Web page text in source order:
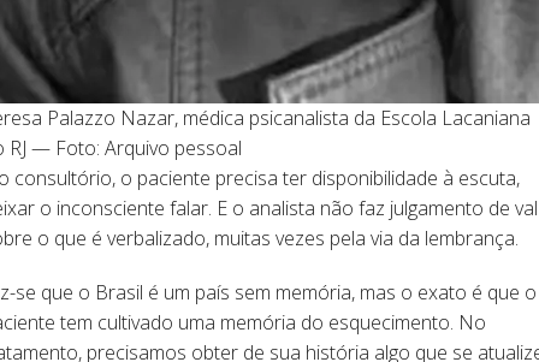
Palazzo Nazar, médica psicanalista da Escola Lacaniana
RJ — Foto: Arquivo pessoal
consultório, o paciente precisa ter disponibilidade à escuta,
o inconsciente falar. E o analista não faz julgamento de
o que é verbalizado, muitas vezes pela via da lembrança.
se que o Brasil é um país sem memória, mas o exato é que o
tem cultivado uma memória do esquecimento. No
precisamos obter de sua história algo que se